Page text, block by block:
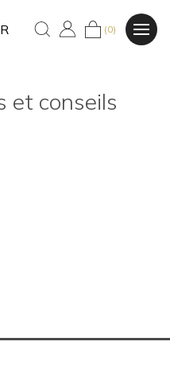
(0)
et conseils